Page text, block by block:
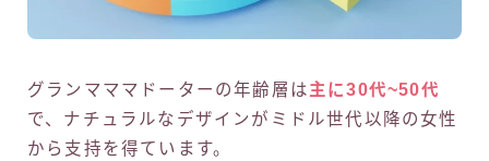
グランマママドーターの年齢層は主に30代~50代
で、ナチュラルなデザインがミドル世代以降の女性
から支持を得ています。